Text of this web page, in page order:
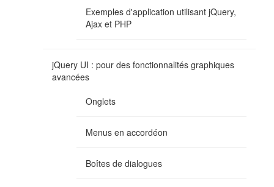
Exemples d'application utilisant jQuery,
Ajax et PHP
jQuery UI : pour des fonctionnalités graphiques
avancées
Onglets
Menus en accordéon
Boîtes de dialogues